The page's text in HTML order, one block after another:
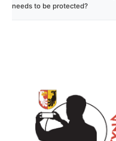
needs to be protected?